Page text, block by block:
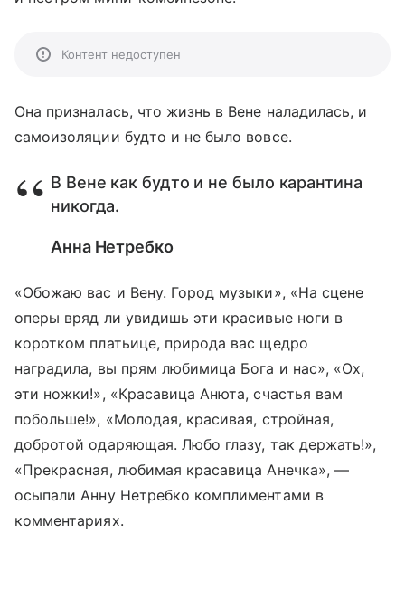
Контент недоступен
Она призналась, что жизнь в Вене наладилась, и
самоизоляции будто и не было вовсе.
В Вене как будто и не было карантина
никогда.
Анна Нетребко
«Обожаю вас и Вену. Город музыки», «На сцене
оперы вряд ли увидишь эти красивые ноги в
коротком платьице, природа вас щедро
наградила, вы прям любимица Бога и нас», «Ох,
эти ножки!», «Красавица Анюта, счастья вам
побольше!», «Молодая, красивая, стройная,
добротой одаряющая. Любо глазу, так держать!»,
«Прекрасная, любимая красавица Анечка», —
осыпали Анну Нетребко комплиментами в
комментариях.